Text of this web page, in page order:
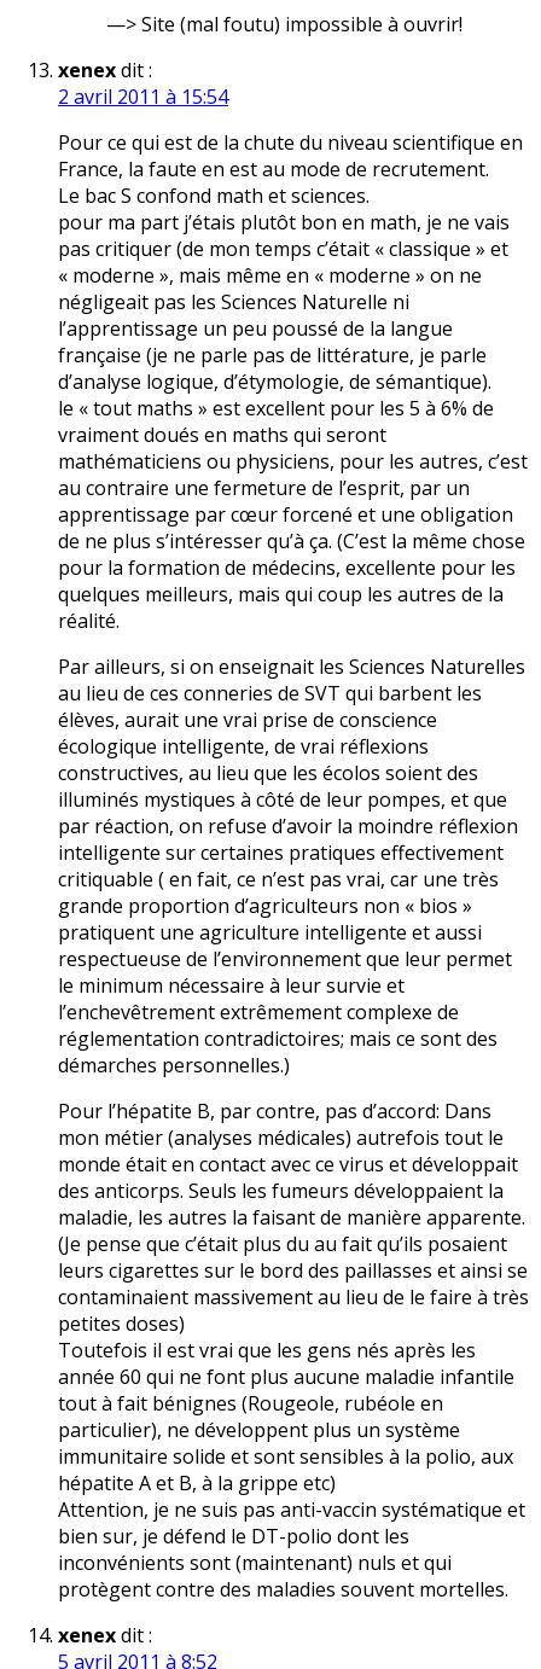
—> Site (mal foutu) impossible à ouvrir!
xenexdit :
2 avril 2011 à 15:54
Pour ce qui est de la chute du niveau scientifique en
France, la faute en est au mode de recrutement.
Le bac S confond math et sciences.
pour ma part j’étais plutôt bon en math, je ne vais
pas critiquer (de mon temps c’était « classique » et
« moderne », mais même en « moderne » on ne
négligeait pas les Sciences Naturelle ni
l’apprentissage un peu poussé de la langue
française (je ne parle pas de littérature, je parle
d’analyse logique, d’étymologie, de sémantique).
le « tout maths » est excellent pour les 5 à 6% de
vraiment doués en maths qui seront
mathématiciens ou physiciens, pour les autres, c’est
au contraire une fermeture de l’esprit, par un
apprentissage par cœur forcené et une obligation
de ne plus s’intéresser qu’à ça. (C’est la même chose
pour la formation de médecins, excellente pour les
quelques meilleurs, mais qui coup les autres de la
réalité.
Par ailleurs, si on enseignait les Sciences Naturelles
au lieu de ces conneries de SVT qui barbent les
élèves, aurait une vrai prise de conscience
écologique intelligente, de vrai réflexions
constructives, au lieu que les écolos soient des
illuminés mystiques à côté de leur pompes, et que
par réaction, on refuse d’avoir la moindre réflexion
intelligente sur certaines pratiques effectivement
critiquable ( en fait, ce n’est pas vrai, car une très
grande proportion d’agriculteurs non « bios »
pratiquent une agriculture intelligente et aussi
respectueuse de l’environnement que leur permet
le minimum nécessaire à leur survie et
l’enchevêtrement extrêmement complexe de
réglementation contradictoires; mais ce sont des
démarches personnelles.)
Pour l’hépatite B, par contre, pas d’accord: Dans
mon métier (analyses médicales) autrefois tout le
monde était en contact avec ce virus et développait
des anticorps. Seuls les fumeurs développaient la
maladie, les autres la faisant de manière apparente.
(Je pense que c’était plus du au fait qu’ils posaient
leurs cigarettes sur le bord des paillasses et ainsi se
contaminaient massivement au lieu de le faire à très
petites doses)
Toutefois il est vrai que les gens nés après les
année 60 qui ne font plus aucune maladie infantile
tout à fait bénignes (Rougeole, rubéole en
particulier), ne développent plus un système
immunitaire solide et sont sensibles à la polio, aux
hépatite A et B, à la grippe etc)
Attention, je ne suis pas anti-vaccin systématique et
bien sur, je défend le DT-polio dont les
inconvénients sont (maintenant) nuls et qui
protègent contre des maladies souvent mortelles.
xenexdit :
5 avril 2011 à 8:52